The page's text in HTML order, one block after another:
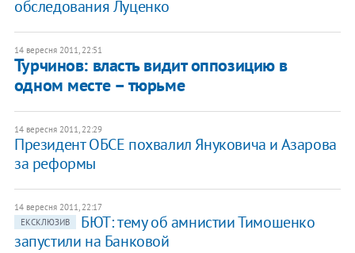
обследования Луценко
14 вересня 2011, 22:51
Турчинов: власть видит оппозицию в
одном месте – тюрьме
14 вересня 2011, 22:29
Президент ОБСЕ похвалил Януковича и Азарова
за реформы
14 вересня 2011, 22:17
ЕКСКЛЮЗИВ
БЮТ: тему об амнистии Тимошенко
запустили на Банковой